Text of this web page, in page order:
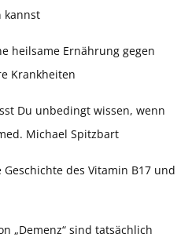
kannst
heilsame Ernährung gegen
Krankheiten
Du unbedingt wissen, wenn
Michael Spitzbart
des Vitamin B17 und
„Demenz“ sind tatsächlich